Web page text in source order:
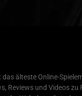
das älteste Online-
Reviews und Videos zu